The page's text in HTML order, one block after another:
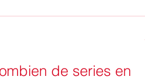
de series en